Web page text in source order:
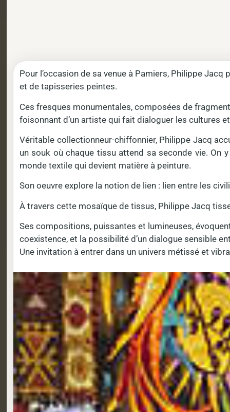
Pour l’occasion de sa venue à Pamiers, Philippe
et de tapisseries peintes.
Ces fresques monumentales, composées de
foisonnant d’un artiste qui fait dialoguer les cultures
Véritable collectionneur-chiffonnier, Philippe Jacq
un souk où chaque tissu attend sa seconde vie. On
monde textile qui devient matière à peinture.
Son oeuvre explore la notion de lien : lien entre les
À travers cette mosaïque de tissus, Philippe Jacq
Ses compositions, puissantes et lumineuses,
coexistence, et la possibilité d’un dialogue sensible
Une invitation à entrer dans un univers métissé et